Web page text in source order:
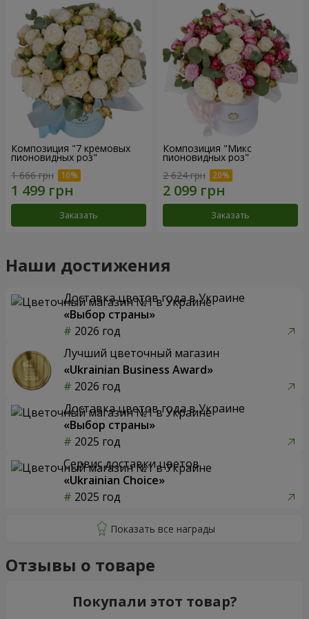
Композиция "7 кремовых
пионовидных роз"
1 666 грн
Заказать
Композиция "Микс
пионовидных роз"
2 624 грн
Заказать
Наши достижения
Доставка цветов года в Украине
«Выбор страны»
2026 год
Лучший цветочный магазин
«Ukrainian Business Award»
2026 год
Доставка цветов года в Украине
«Выбор страны»
2025 год
Сервис доставки цветов
«Ukrainian Choice»
2025 год
Отзывы о товаре
Покупали этот товар?